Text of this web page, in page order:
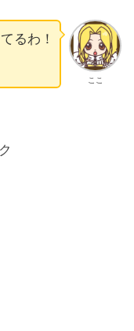
ここ
るわ！